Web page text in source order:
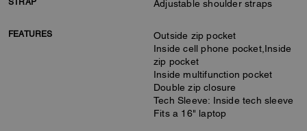
STRAP Adjustable shoulder straps
FEATURES
Outside zip pocket
Inside cell phone pocket,Inside
zip pocket
Inside multifunction pocket
Double zip closure
Tech Sleeve: Inside tech sleeve
Fits a 16" laptop